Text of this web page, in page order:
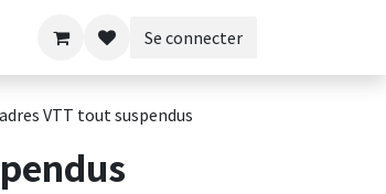
Se connecter
VTT tout suspendus